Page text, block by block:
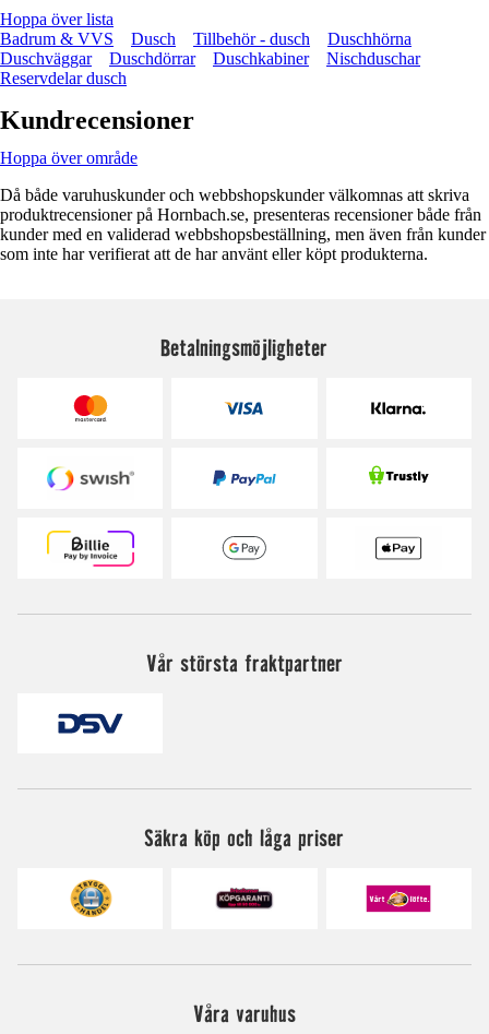
Hoppa över lista
Badrum & VVS
Dusch Tillbehör - dusch
Duschhörna
Duschväggar
Duschdörrar Duschkabiner
Nischduschar
Reservdelar dusch
Kundrecensioner
Hoppa över område
Då både varuhuskunder och webbshopskunder välkomnas att skriva
produktrecensioner på Hornbach.se, presenteras recensioner både från
kunder med en validerad webbshopsbeställning, men även från kunder
som inte har verifierat att de har använt eller köpt produkterna.
Betalningsmöjligheter
Vår största fraktpartner
Säkra köp och låga priser
Våra varuhus